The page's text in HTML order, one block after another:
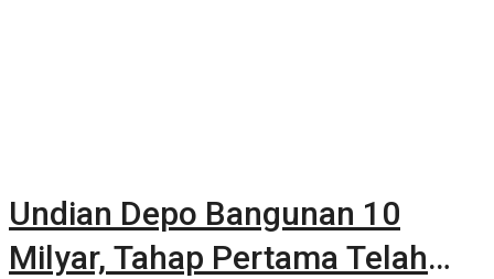
Undian Depo Bangunan 10
Milyar, Tahap Pertama Telah